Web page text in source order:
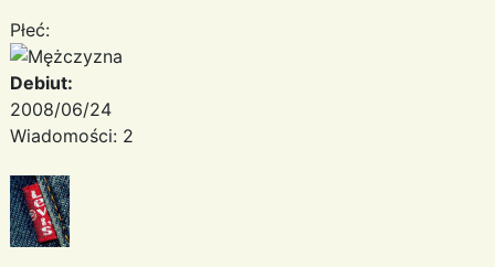
Płeć:
Debiut:
2008/06/24
Wiadomości: 2